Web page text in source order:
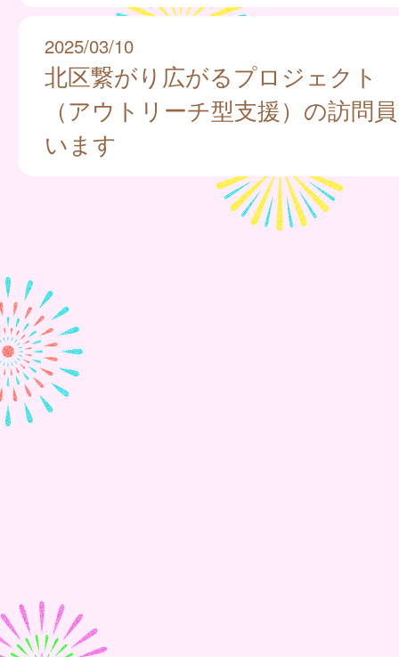
2025/03/10
北区繋がり広がるプロジェクト
（アウトリーチ型支援）の訪問
います